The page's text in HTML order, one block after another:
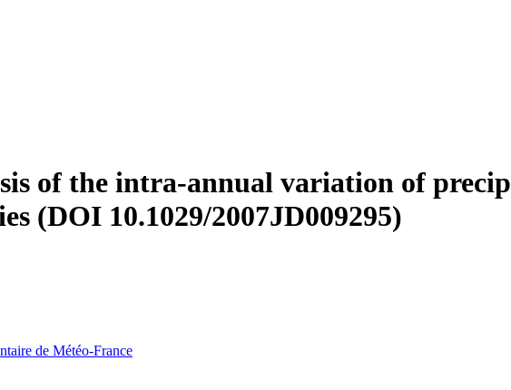
of the intra-annual variation of
(DOI 10.1029/2007JD009295)
de Météo-France